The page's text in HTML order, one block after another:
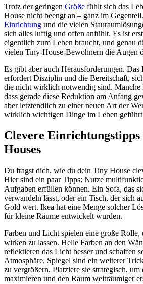
Trotz der geringen Größe fühlt sich das
House nicht beengt an – ganz im
Einrichtung und die vielen
sich alles luftig und offen anfühlt. Es ist
eigentlich zum Leben braucht, und genau
vielen Tiny-House-Bewohnern die Augen
Es gibt aber auch Herausforderungen.
erfordert Disziplin und die Bereitschaft,
die nicht wirklich notwendig sind. Manche
dass gerade diese Reduktion am Anfang
aber letztendlich zu einer neuen Art der
wirklich wichtigen Dinge im Leben geführt
Clevere
Houses
Du fragst dich, wie du dein Tiny House
Hier sind ein paar Tipps: Nutze
Aufgaben erfüllen können. Ein Sofa, das
verwandeln lässt, oder ein Tisch, der sich
Gold wert. Ikea hat eine Menge solcher
für kleine Räume entwickelt wurden.
Farben und Licht spielen eine große Rolle,
wirken zu lassen. Helle Farben an den
reflektieren das Licht besser und schaffen
Atmosphäre. Spiegel sind ein weiterer
zu vergrößern. Platziere sie strategisch, um
maximieren und den Raum weiträumiger